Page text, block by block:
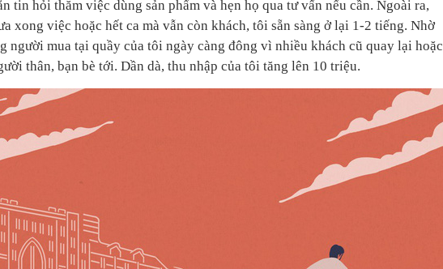
tin hỏi thăm việc dùng sản phẩm và hẹn họ qua tư vấn nếu cần. Ngoài ra,
xong việc hoặc hết ca mà vẫn còn khách, tôi sẵn sàng ở lại 1-2 tiếng. Nhờ
người mua tại quầy của tôi ngày càng đông vì nhiều khách cũ quay lại hoặc
thân, bạn bè tới. Dần dà, thu nhập của tôi tăng lên 10 triệu.